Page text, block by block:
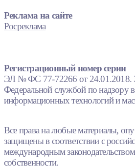
Реклама на сайте
Росреклама
Регистрационный номер серии
ЭЛ № ФС 77-72266 от 24.01.2018.
Федеральной службой по надзору в
информационных технологий и
Все права на любые материалы,
защищены в соответствии с
международным
собственности.